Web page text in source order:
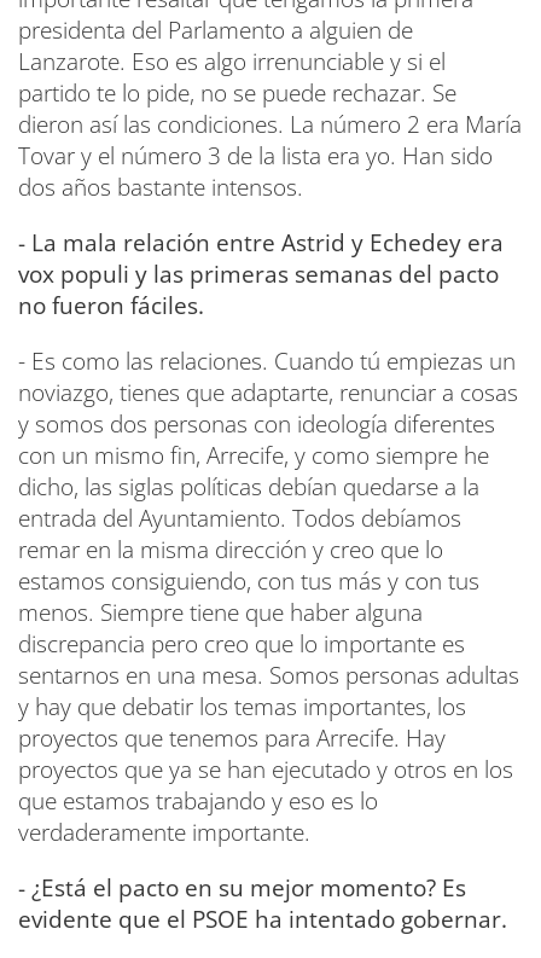
presidenta del Parlamento a alguien de
Lanzarote. Eso es algo irrenunciable y si el
partido te lo pide, no se puede rechazar. Se
dieron así las condiciones. La número 2 era María
Tovar y el número 3 de la lista era yo. Han sido
dos años bastante intensos.
- La mala relación entre Astrid y Echedey era
vox populi y las primeras semanas del pacto
no fueron fáciles.
- Es como las relaciones. Cuando tú empiezas un
noviazgo, tienes que adaptarte, renunciar a cosas
y somos dos personas con ideología diferentes
con un mismo fin, Arrecife, y como siempre he
dicho, las siglas políticas debían quedarse a la
entrada del Ayuntamiento. Todos debíamos
remar en la misma dirección y creo que lo
estamos consiguiendo, con tus más y con tus
menos. Siempre tiene que haber alguna
discrepancia pero creo que lo importante es
sentarnos en una mesa. Somos personas adultas
y hay que debatir los temas importantes, los
proyectos que tenemos para Arrecife. Hay
proyectos que ya se han ejecutado y otros en los
que estamos trabajando y eso es lo
verdaderamente importante.
- ¿Está el pacto en su mejor momento? Es
evidente que el PSOE ha intentado gobernar.